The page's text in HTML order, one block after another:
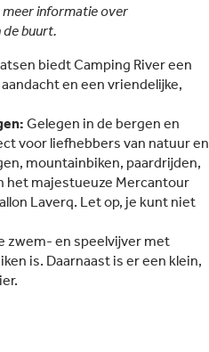
meer informatie over
de buurt.
biedt Camping River een
en een vriendelijke,
Gelegen in de bergen en
voor liefhebbers van natuur en
mountainbiken, paardrijden,
het majestueuze Mercantour
Laverq. Let op, je kunt niet
zwem- en speelvijver met
is. Daarnaast is er een klein,